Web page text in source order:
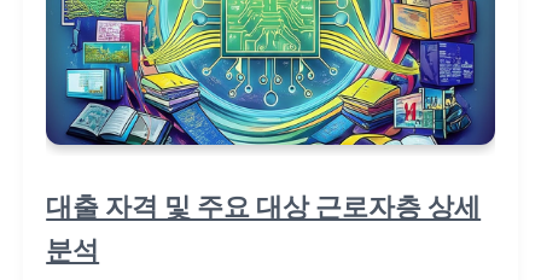
대출 자격 및 주요 대상 근로자층 상세
분석